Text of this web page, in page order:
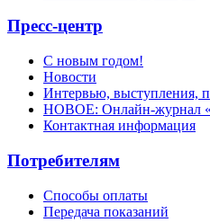
Пресс-центр
С новым годом!
Новости
Интервью, выступления,
НОВОЕ: Онлайн-журнал
Контактная информация
Потребителям
Способы оплаты
Передача показаний